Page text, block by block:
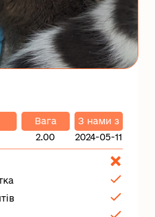
Вага
2.00
З нами з
2024-05-11